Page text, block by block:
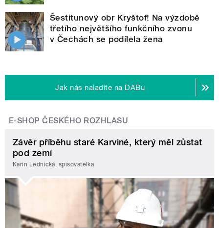
Šestitunový obr Kryštof! Na výzdobě
třetího největšího funkčního zvonu
v Čechách se podílela žena
Jak nás naladíte na DABu
E-SHOP ČESKÉHO ROZHLASU
Závěr příběhu staré Karviné, který měl zůstat
pod zemí
Karin Lednická, spisovatelka